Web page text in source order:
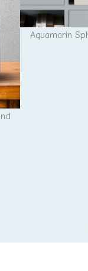
Aquamarin